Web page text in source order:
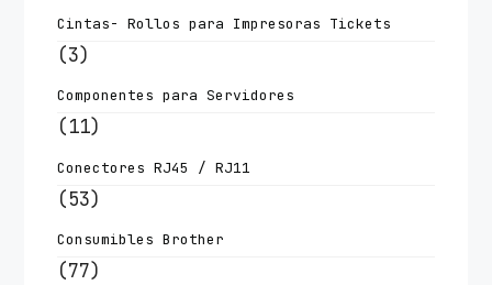
Cintas- Rollos para Impresoras Tickets
(3)
Componentes para Servidores
(11)
Conectores RJ45 / RJ11
(53)
Consumibles Brother
(77)